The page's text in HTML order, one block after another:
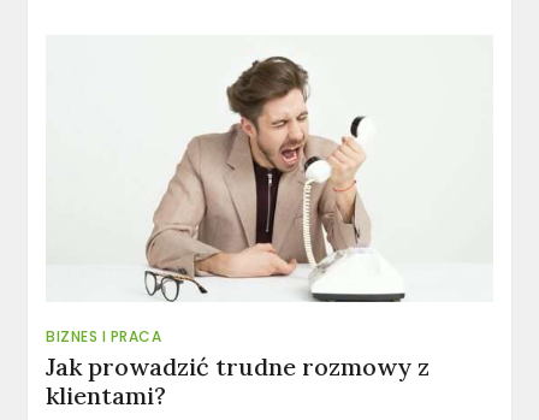
BIZNES I PRACA
Jak prowadzić trudne rozmowy z
klientami?